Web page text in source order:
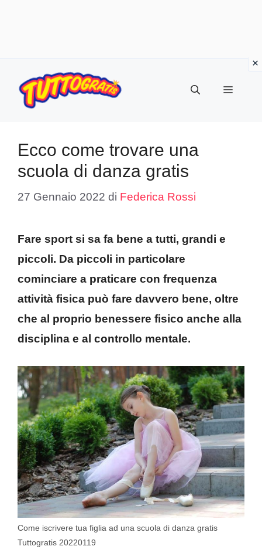
contenuto
Menu
Ecco come trovare una
scuola di danza gratis
27 Gennaio 2022 di Federica Rossi
Fare sport si sa fa bene a tutti, grandi e
piccoli. Da piccoli in particolare
cominciare a praticare con frequenza
attività fisica può fare davvero bene, oltre
che al proprio benessere fisico anche alla
disciplina e al controllo mentale.
Come iscrivere tua figlia ad una scuola di danza gratis
Tuttogratis 20220119